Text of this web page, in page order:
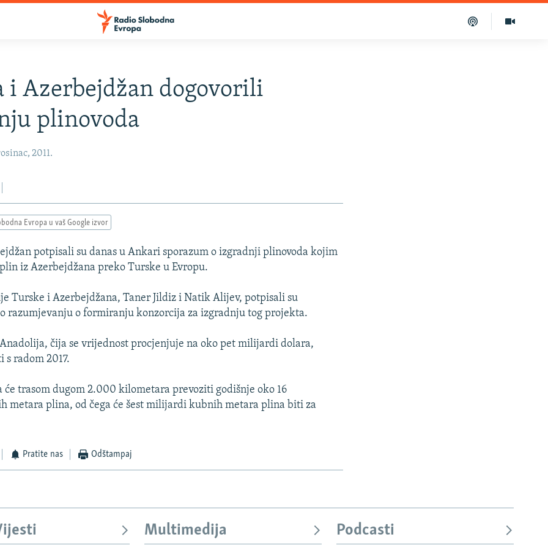
i Azerbejdžan dogovorili
plinovoda
2011.
Evropa u vaš Google izvor
potpisali su danas u Ankari sporazum o izgradnji plinovoda kojim
iz Azerbejdžana preko Turske u Evropu.
Turske i Azerbejdžana, Taner Jildiz i Natik Alijev, potpisali su
razumjevanju o formiranju konzorcija za izgradnju tog projekta.
čija se vrijednost procjenjuje na oko pet milijardi dolara,
s radom 2017.
će trasom dugom 2.000 kilometara prevoziti godišnje oko 16
metara plina, od čega će šest milijardi kubnih metara plina biti za
Pratite nas Odštampaj
Multimedija Podcasti